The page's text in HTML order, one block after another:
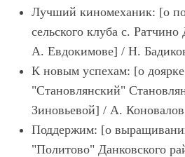
Лучший киномеханик: [о
сельского клуба с.
А. Евдокимове] / Н.
К новым успехам: [о доярке
"Становлянский"
Зиновьевой] / А.
Поддержим: [о
"Политово" Данковского